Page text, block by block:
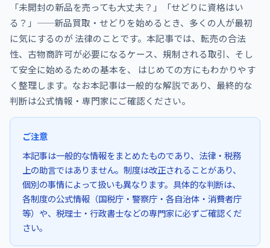
「未開封の新品を売っても大丈夫？」「せどりに資格はい
る？」——新品買取・せどりを始めるとき、多くの人が最初
に気にするのが 法律のことです。本記事では、転売の合法
性、古物商許可が必要になるケース、規制される取引、そし
て安全に始めるための基本を、 はじめての方にもわかりやす
く整理します。なお本記事は一般的な解説であり、最終的な
判断は公式情報・専門家にご確認ください。
ご注意
本記事は一般的な情報をまとめたものであり、法律・税務
上の助言ではありません。制度は改正されることがあり、
個別の事情によって扱いも異なります。具体的な判断は、
各制度の公式情報（国税庁・警察庁・各自治体・消費者庁
等）や、税理士・行政書士などの専門家に必ずご確認くだ
さい。